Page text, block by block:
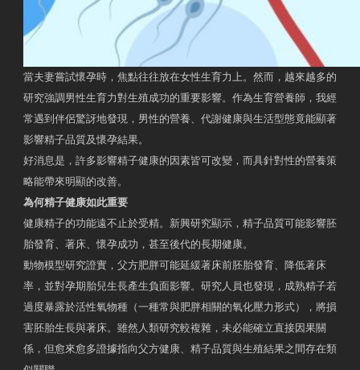
當夫妻嘗試懷孕時，焦點往往放在女性生育力上。然而，越來越多的
研究強調男性生育力對生殖成功的重要影響。作為生育營養師，我經
常遇到伴侶驚訝地發現，男性的營養、代謝健康與生活型態竟能顯著
影響精子品質及懷孕結果。
好消息是，許多影響精子健康的因素皆可改變，而具針對性的營養策
略能帶來明顯的改善。
為何精子健康如此重要
健康精子的功能遠不止於受精。新興研究顯示，精子品質可能影響胚
胎發育、著床、懷孕成功，甚至後代的長期健康。
動物模型研究證實，父方肥胖可能延緩著床前胚胎發育、降低著床
率，並對孕期胎兒生長產生負面影響。研究人員也發現，成熟精子若
過度暴露於活性氧物種（一種常與肥胖相關的氧化壓力形式），將損
害胚胎生長與著床。雖然人類研究較複雜，未必能確立直接因果關
係，但愈來愈多證據指向父方健康、精子品質與生殖結果之間存在類